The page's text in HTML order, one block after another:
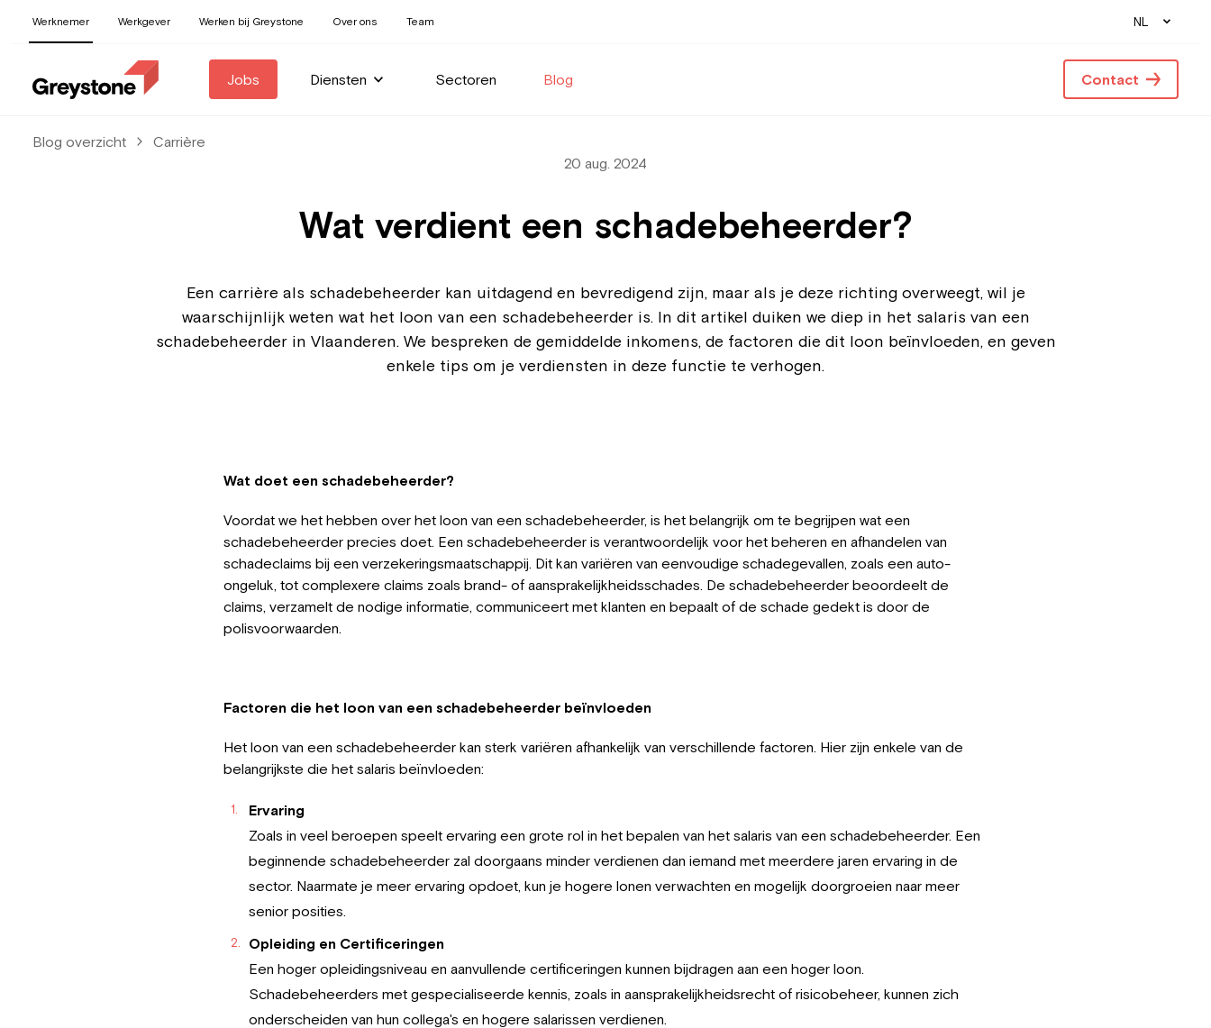
Werknemer Werkgever Werken bij Greystone Over ons Team NL
Jobs Diensten Sectoren Blog Contact
Blog overzicht
Carrière
20 aug. 2024
Wat verdient een schadebeheerder?
Een carrière als schadebeheerder kan uitdagend en bevredigend zijn, maar als je deze richting overweegt, wil je
waarschijnlijk weten wat het loon van een schadebeheerder is. In dit artikel duiken we diep in het salaris van een
schadebeheerder in Vlaanderen. We bespreken de gemiddelde inkomens, de factoren die dit loon beïnvloeden, en geven
enkele tips om je verdiensten in deze functie te verhogen.
Wat doet een schadebeheerder?
Voordat we het hebben over het loon van een schadebeheerder, is het belangrijk om te begrijpen wat een
schadebeheerder precies doet. Een schadebeheerder is verantwoordelijk voor het beheren en afhandelen van
schadeclaims bij een verzekeringsmaatschappij. Dit kan variëren van eenvoudige schadegevallen, zoals een auto-
ongeluk, tot complexere claims zoals brand- of aansprakelijkheidsschades. De schadebeheerder beoordeelt de
claims, verzamelt de nodige informatie, communiceert met klanten en bepaalt of de schade gedekt is door de
polisvoorwaarden.
Factoren die het loon van een schadebeheerder beïnvloeden
Het loon van een schadebeheerder kan sterk variëren afhankelijk van verschillende factoren. Hier zijn enkele van de
belangrijkste die het salaris beïnvloeden:
Ervaring
Zoals in veel beroepen speelt ervaring een grote rol in het bepalen van het salaris van een schadebeheerder. Een
beginnende schadebeheerder zal doorgaans minder verdienen dan iemand met meerdere jaren ervaring in de
sector. Naarmate je meer ervaring opdoet, kun je hogere lonen verwachten en mogelijk doorgroeien naar meer
senior posities.
Opleiding en Certificeringen
Een hoger opleidingsniveau en aanvullende certificeringen kunnen bijdragen aan een hoger loon.
Schadebeheerders met gespecialiseerde kennis, zoals in aansprakelijkheidsrecht of risicobeheer, kunnen zich
onderscheiden van hun collega's en hogere salarissen verdienen.